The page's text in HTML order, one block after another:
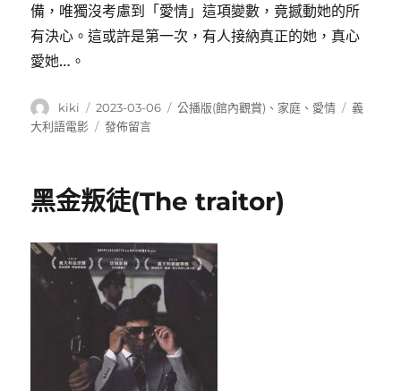
備，唯獨沒考慮到「愛情」這項變數，竟撼動她的所
有決心。這或許是第一次，有人接納真正的她，真心
愛她…。
作
者
kiki
發
佈
2023-03-06
分
公播版(館內觀賞) 、 家庭 、 愛情
標
義
大利語電影
在
透
發佈留言
黑金叛徒(The traitor)